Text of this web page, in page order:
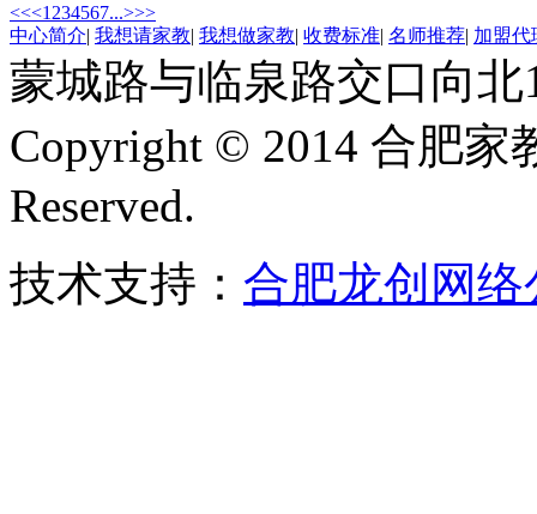
<<<1 234567...>>>
中心简介| 我想请家教| 我想做家教| 收费标准| 名师推荐| 加盟代
蒙城路与临泉路交口向
Copyright © 2014 合肥家
Reserved.
技术支持： 合肥龙创网络